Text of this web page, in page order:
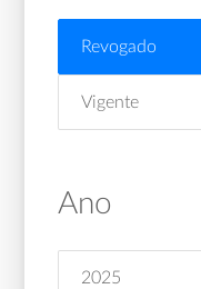
Revogado
Vigente
Ano
2025